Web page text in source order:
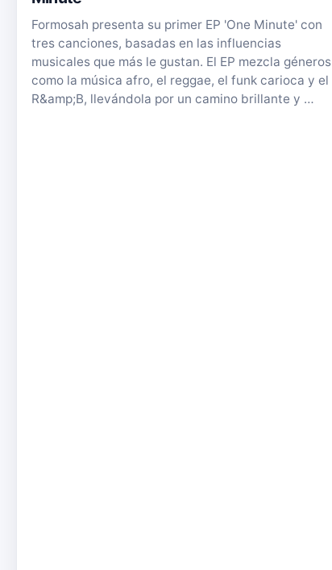
Formosah presenta su primer EP 'One Minute' con
tres canciones, basadas en las influencias
musicales que más le gustan. El EP mezcla géneros
como la música afro, el reggae, el funk carioca y el
R&amp;B, llevándola por un camino brillante y …